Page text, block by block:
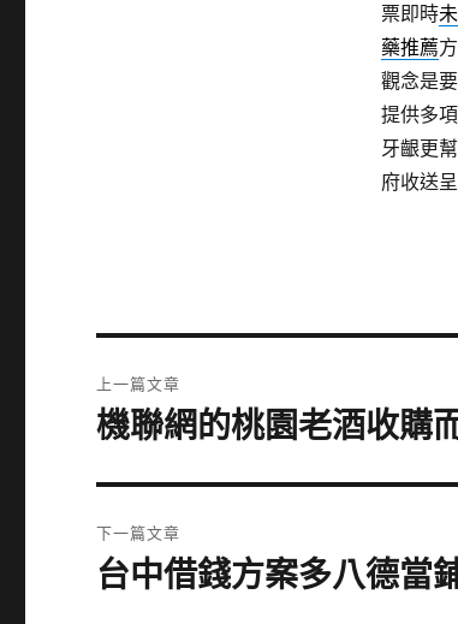
票即時
藥推薦
觀念是
提供多
牙齦更
府收送
章
上一篇文章
上
篇
文
章:
機聯網的桃園老酒收購
下一篇文章
下
台中借錢方案多八德當